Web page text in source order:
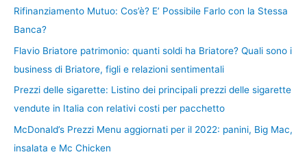
Rifinanziamento Mutuo: Cos’è? E’ Possibile Farlo con la Stessa
Banca?
Flavio Briatore patrimonio: quanti soldi ha Briatore? Quali sono i
business di Briatore, figli e relazioni sentimentali
Prezzi delle sigarette: Listino dei principali prezzi delle sigarette
vendute in Italia con relativi costi per pacchetto
McDonald’s Prezzi Menu aggiornati per il 2022: panini, Big Mac,
insalata e Mc Chicken